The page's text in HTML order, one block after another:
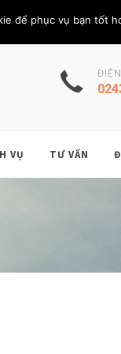
VỤ TƯ VẤN
để phục vụ bạn tốt